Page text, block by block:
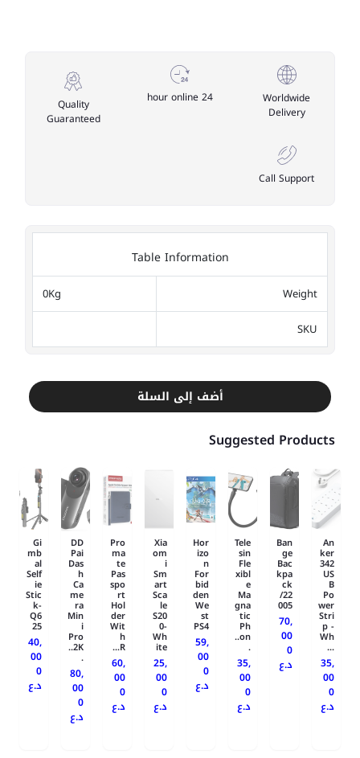
Worldwide
Delivery
24 hour online
Quality
Guaranteed
Call Support
Table Information
Weight
0Kg
SKU
أضف إلى السلة
Suggested Products
An
ker
342
US
B
Po
wer
Stri
p -
Wh
...
35,
00
0
د.ع
Ban
ge
Bac
kpa
ck
/22
005
70,
00
0
د.ع
Tele
sin
Fle
xibl
e
Ma
gna
tic
Ph
on..
.
35,
00
0
د.ع
Hor
izo
n
For
bid
den
We
st
PS4
59,
00
0
د.ع
Xia
om
i
Sm
art
Sca
le
S20
0-
Wh
ite
25,
00
0
د.ع
Pro
ma
te
Pas
spo
rt
Hol
der
Wit
h
R...
60,
00
0
د.ع
DD
Pai
Das
h
Ca
me
ra
Min
i
Pro
2K..
.
80,
00
0
د.ع
Gi
mb
al
Self
ie
Stic
k-
Q6
25
40,
00
0
د.ع